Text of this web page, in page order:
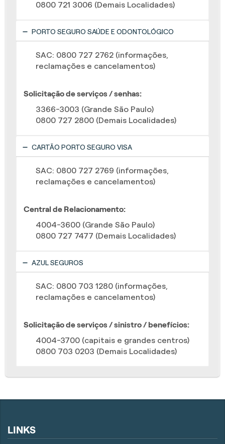
0800 721 3006 (Demais Localidades)
PORTO SEGURO SAÚDE E ODONTOLÓGICO
SAC: 0800 727 2762 (informações,
reclamações e cancelamentos)
Solicitação de serviços / senhas:
3366-3003 (Grande São Paulo)
0800 727 2800 (Demais Localidades)
CARTÃO PORTO SEGURO VISA
SAC: 0800 727 2769 (informações,
reclamações e cancelamentos)
Central de Relacionamento:
4004-3600 (Grande São Paulo)
0800 727 7477 (Demais Localidades)
AZUL SEGUROS
SAC: 0800 703 1280 (informações,
reclamações e cancelamentos)
Solicitação de serviços / sinistro / benefícios:
4004-3700 (capitais e grandes centros)
0800 703 0203 (Demais Localidades)
LINKS